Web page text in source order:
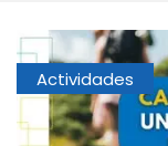
Actividades